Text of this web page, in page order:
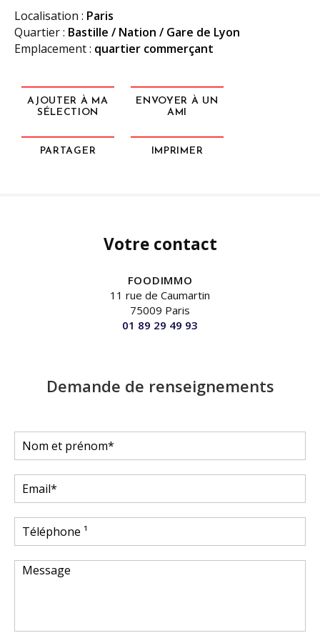
Localisation : Paris
Quartier : Bastille / Nation / Gare de Lyon
Emplacement : quartier commerçant
AJOUTER À MA
SÉLECTION
ENVOYER À UN
AMI
PARTAGER IMPRIMER
Votre contact
FOODIMMO
11 rue de Caumartin
75009 Paris
01 89 29 49 93
Demande de renseignements